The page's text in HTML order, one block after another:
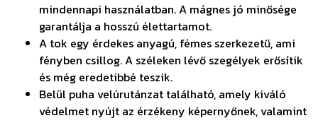
mindennapi használatban. A mágnes jó minősége
garantálja a hosszú élettartamot.
A tok egy érdekes anyagú, fémes szerkezetű, ami
fényben csillog. A széleken lévő szegélyek erősítik
és még eredetibbé teszik.
Belül puha velúrutánzat található, amely kiváló
védelmet nyújt az érzékeny képernyőnek, valamint